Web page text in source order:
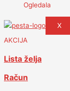
Ogledala
X
AKCIJA
Lista želja
Račun